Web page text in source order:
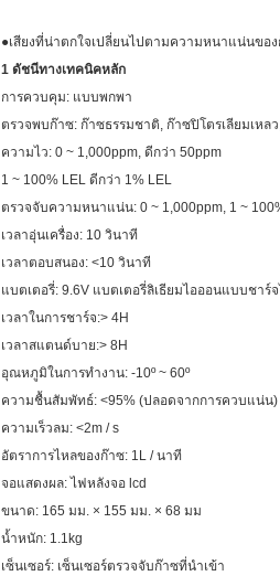
●เสียงที่น่าตกใจเปลี่ยนไปตามความหนาแน่นขอ
1 ดัชนีทางเทคนิคหลัก
การควบคุม: แบบพกพา
ตรวจพบก๊าซ: ก๊าซธรรมชาติ, ก๊าซปิโตรเลียมเหล
ความไว: 0 ~ 1,000ppm, ดีกว่า 50ppm
1 ~ 100% LEL ดีกว่า 1% LEL
ตรวจจับความหนาแน่น: 0 ~ 1,000ppm, 1 ~
เวลาอุ่นเครื่อง: 10 วินาที
เวลาตอบสนอง: <10 วินาที
แบตเตอรี่: 9.6V แบตเตอรี่ลิเธียมไอออนแบบชาร์
เวลาในการชาร์จ:> 4H
เวลาสแตนด์บาย:> 8H
อุณหภูมิในการทำงาน: -10º ~ 60º
ความชื้นสัมพัทธ์: <95% (ปลอดจากการควบแน่น)
ความเร็วลม: <2m / s
อัตราการไหลของก๊าซ: 1L / นาที
จอแสดงผล: ไฟหลังจอ lcd
ขนาด: 165 มม. × 155 มม. × 68 มม
น้ำหนัก: 1.1kg
เซ็นเซอร์: เซ็นเซอร์ตรวจจับก๊าซที่นำเข้า